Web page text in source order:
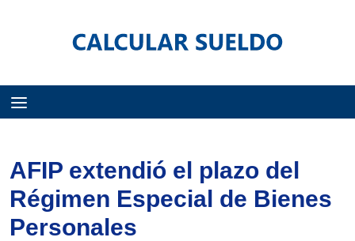
AFIP extendió el plazo del
Régimen Especial de Bienes
Personales